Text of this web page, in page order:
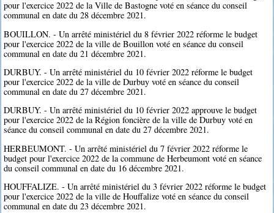
pour l'exercice 2022 de la Ville de Bastogne voté en séance du conseil
communal en date du 28 décembre 2021.
BOUILLON. - Un arrêté ministériel du 8 février 2022 réforme le budget
pour l'exercice 2022 de la ville de Bouillon voté en séance du conseil
communal en date du 21 décembre 2021.
DURBUY. - Un arrêté ministériel du 10 février 2022 réforme le budget
pour l'exercice 2022 de la ville de Durbuy voté en séance du conseil
communal en date du 27 décembre 2021.
DURBUY. - Un arrêté ministériel du 10 février 2022 approuve le budget
pour l'exercice 2022 de la Région foncière de la ville de Durbuy voté en
séance du conseil communal en date du 27 décembre 2021.
HERBEUMONT. - Un arrêté ministériel du 7 février 2022 réforme le
budget pour l'exercice 2022 de la commune de Herbeumont voté en séance
du conseil communal en date du 16 décembre 2021.
HOUFFALIZE. - Un arrêté ministériel du 3 février 2022 réforme le budget
pour l'exercice 2022 de la ville de Houffalize voté en séance du conseil
communal en date du 23 décembre 2021.